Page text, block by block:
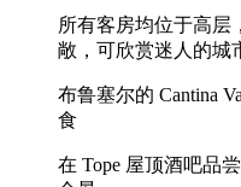
所有客房均位于高层
敞，可欣赏迷人的城
布鲁塞尔的 Cantina
食
在 Tope 屋顶酒吧品